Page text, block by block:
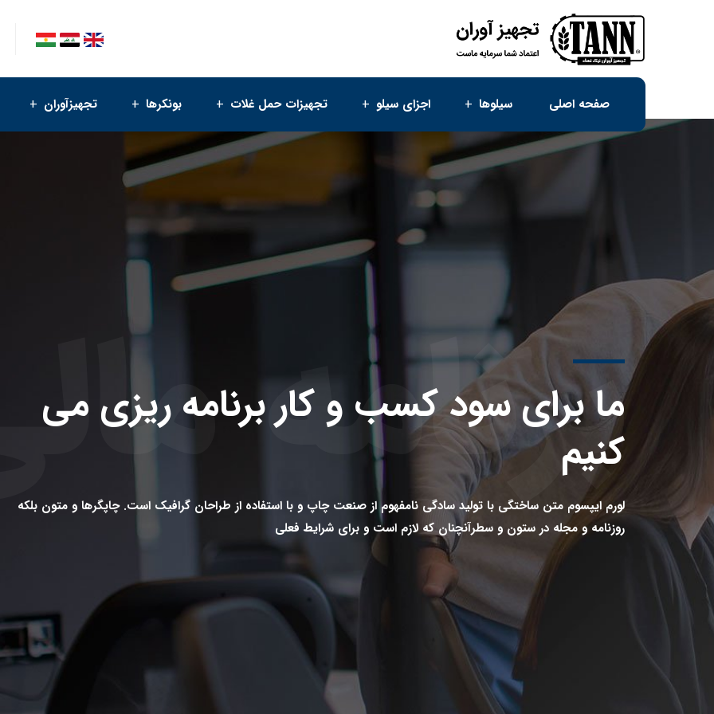
صفحه اصلی سیلوها اجزای سیلو تجهیزات حمل غلات بونکرها تجهیزآوران
برنامه
ما برای سود کسب و کار برنامه ریزی می
کنیم
لورم ایپسوم متن ساختگی با تولید سادگی نامفهوم از صنعت چاپ و با استفاده از طراحان گرافیک است. چاپگرها و متون بلکه
روزنامه و مجله در ستون و سطرآنچنان که لازم است و برای شرایط فعلی